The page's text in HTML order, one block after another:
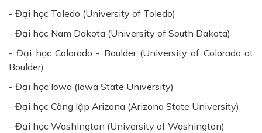
- Đại học Toledo (University of Toledo)
- Đại học Nam Dakota (University of South Dakota)
- Đại học Colorado - Boulder (University of Colorado at
Boulder)
- Đại học Iowa (Iowa State University)
- Đại học Công lập Arizona (Arizona State University)
- Đại học Washington (University of Washington)